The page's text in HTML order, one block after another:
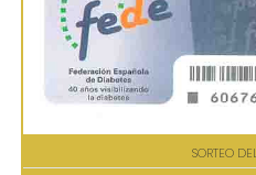
SORTEO